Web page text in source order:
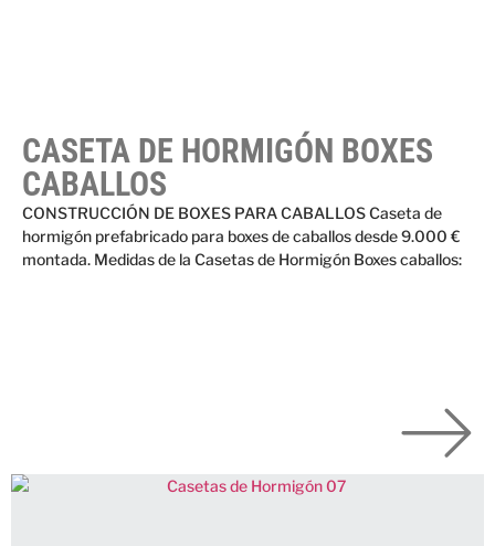
CASETA DE HORMIGÓN BOXES
CABALLOS
CONSTRUCCIÓN DE BOXES PARA CABALLOS Caseta de
hormigón prefabricado para boxes de caballos desde 9.000 €
montada. Medidas de la Casetas de Hormigón Boxes caballos: